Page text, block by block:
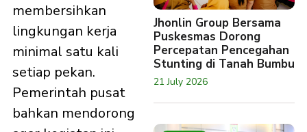
membersihkan
lingkungan kerja
minimal satu kali
setiap pekan.
Pemerintah pusat
bahkan mendorong
Jhonlin Group Bersama
Puskesmas Dorong
Percepatan Pencegahan
Stunting di Tanah Bumbu
21 July 2026